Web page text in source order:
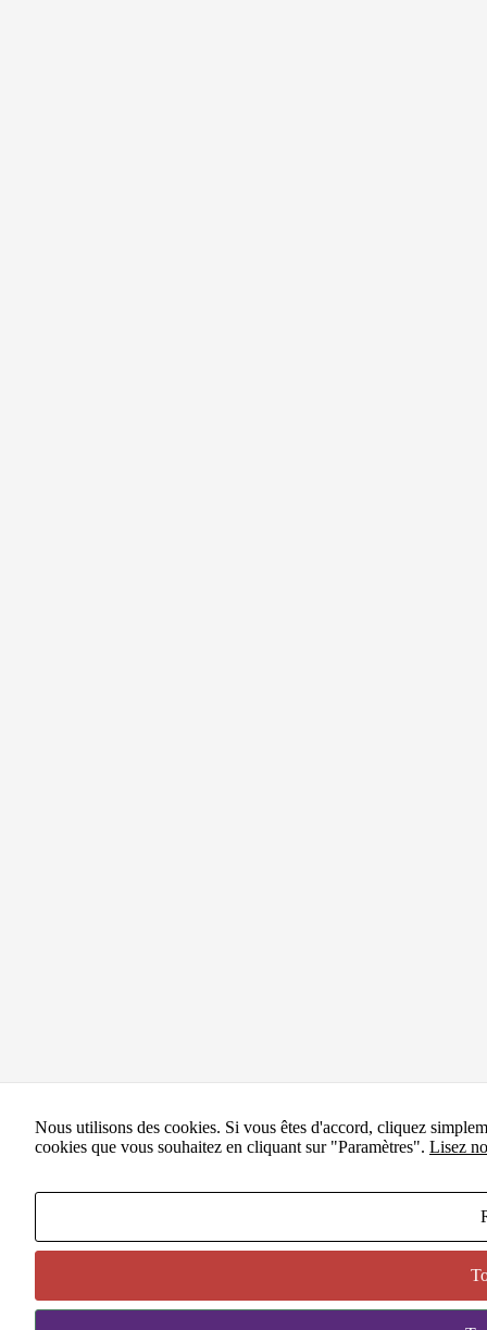
Nous utilisons des cookies. Si vous êtes d'accord, cliquez
cookies que vous souhaitez en cliquant sur "Paramètres". Lisez